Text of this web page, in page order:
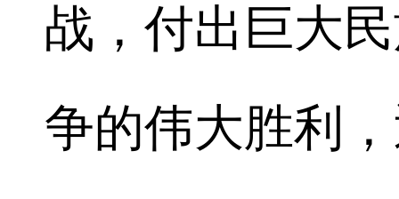
战，付出巨大
争的伟大胜利